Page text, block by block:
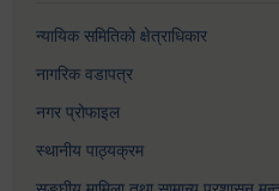
न्यायिक समितिको क्षेत्राधिकार
नागरिक वडापत्र
नगर प्रोफाइल
स्थानीय पाठ्यक्रम